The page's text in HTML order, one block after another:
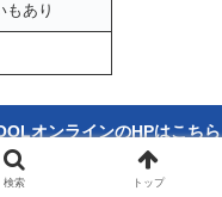
あり
オンラインのHPはこちら
検索 トップ